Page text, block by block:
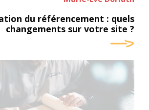
du référencement : quels
changements sur votre site ?